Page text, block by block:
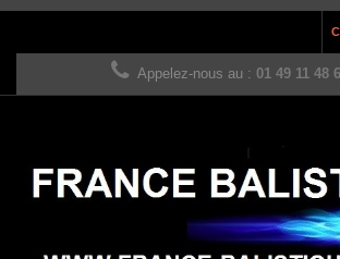
Appelez-nous au : 01 49 11 48